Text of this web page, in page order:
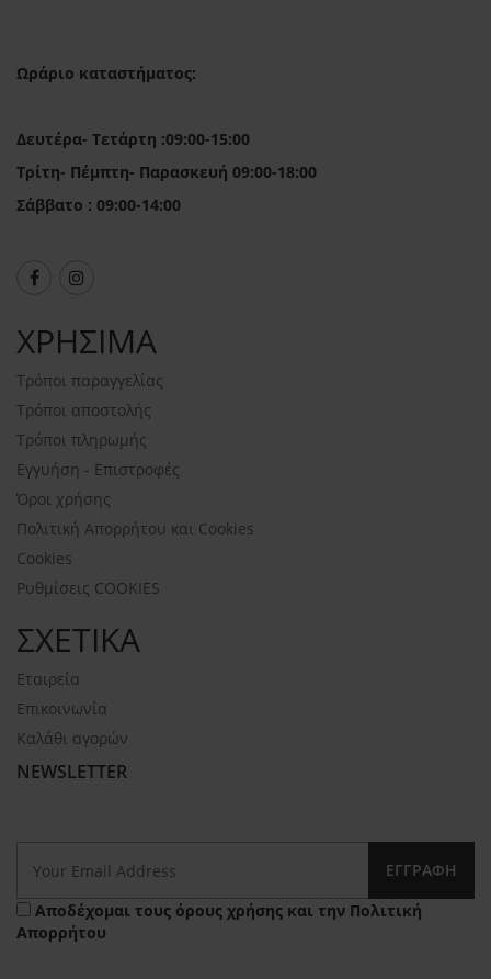
Ωράριο καταστήματος:
Δευτέρα- Τετάρτη :09:00-15:00
Τρίτη- Πέμπτη- Παρασκευή 09:00-18:00
Σάββατο : 09:00-14:00
ΧΡΗΣΙΜΑ
Τρόποι παραγγελίας
Τρόποι αποστολής
Τρόποι πληρωμής
Εγγυήση - Επιστροφές
Όροι χρήσης
Πολιτική Απορρήτου και Cookies
Cookies
Ρυθμίσεις COOKIES
ΣΧΕΤΙΚΑ
Εταιρεία
Επικοινωνία
Καλάθι αγορών
NEWSLETTER
ΕΓΓΡΑΦΉ
Αποδέχομαι τους όρους χρήσης και την Πολιτική
Απορρήτου